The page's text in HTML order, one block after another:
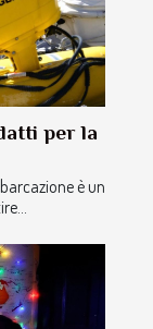
per la
è un